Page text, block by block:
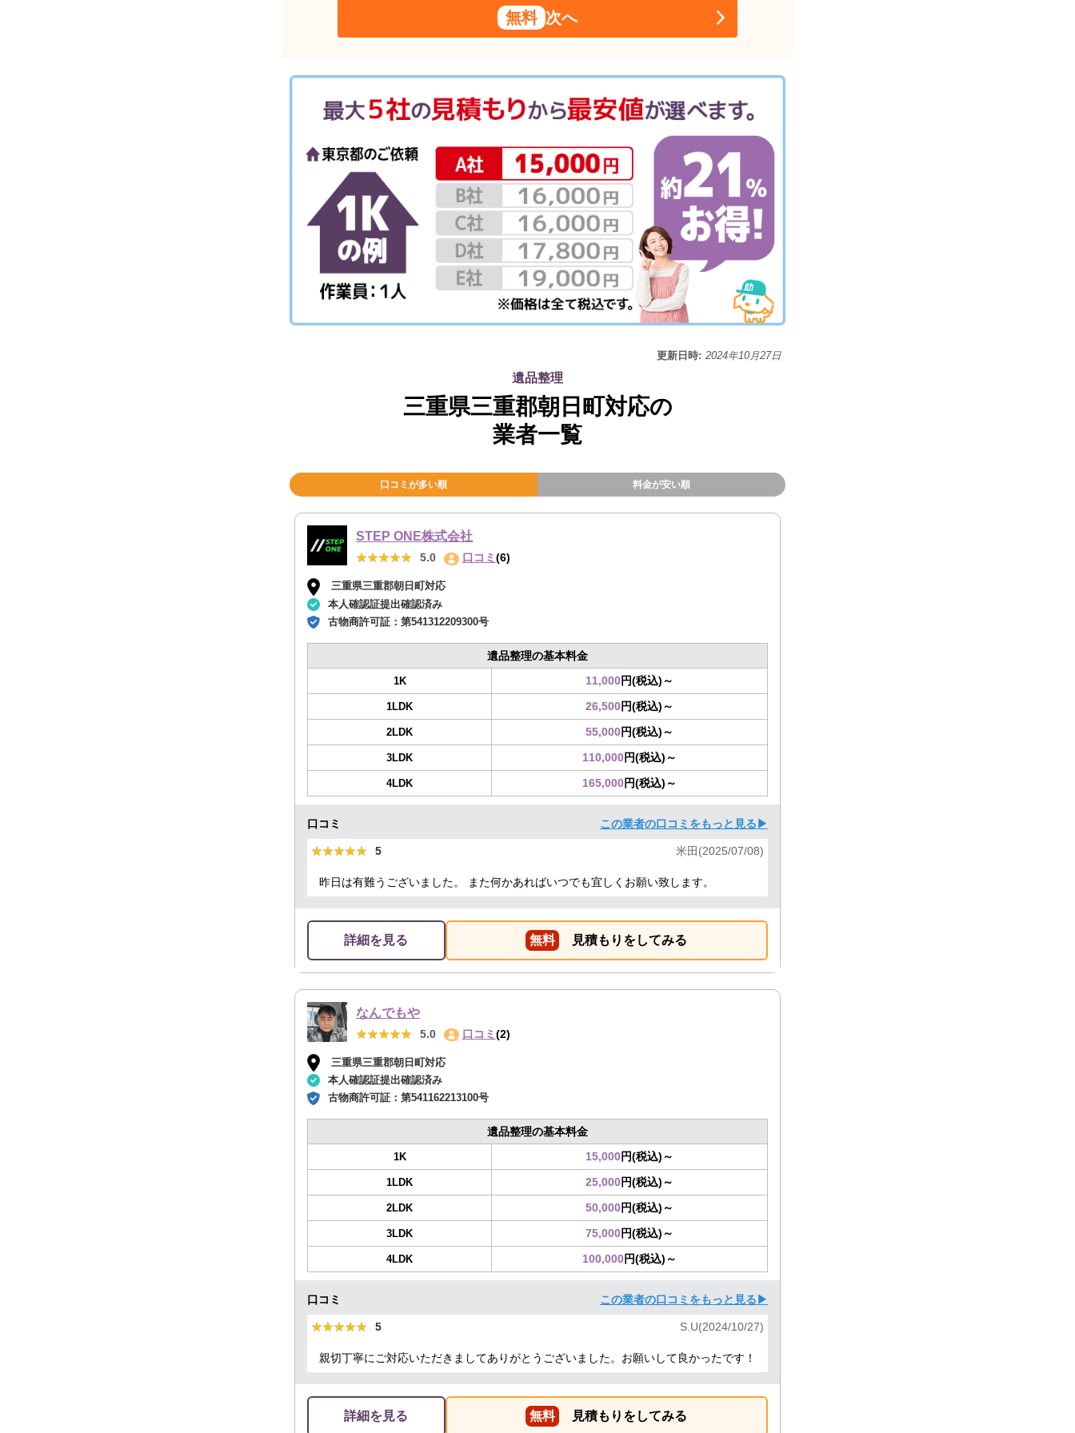
無料 次へ
更新日時: 2024年10月27日
遺品整理
三重県三重郡朝日町対応の
業者一覧
口コミが多い順 料金が安い順
STEP ONE株式会社
★★★★★
★★★★★ 5.0 口コミ(6)
三重県三重郡朝日町対応
本人確認証提出確認済み
古物商許可証： 第541312209300号
遺品整理の基本料金
1K 11,000円(税込)～
1LDK 26,500円(税込)～
2LDK 55,000円(税込)～
3LDK 110,000円(税込)～
4LDK 165,000円(税込)～
口コミ この業者の口コミをもっと見る▶
★★★★★
★★★★★ 5 米田(2025/07/08)
昨日は有難うございました。 また何かあればいつでも宜しくお願い致します。
詳細を見る 無料 見積もりをしてみる
なんでもや
★★★★★
★★★★★ 5.0 口コミ (2)
三重県三重郡朝日町対応
本人確認証提出確認済み
古物商許可証： 第541162213100号
遺品整理の基本料金
1K 15,000円(税込)～
1LDK 25,000円(税込)～
2LDK 50,000円(税込)～
3LDK 75,000円(税込)～
4LDK 100,000円(税込)～
口コミ この業者の口コミをもっと見る▶
★★★★★
★★★★★ 5 S.U(2024/10/27)
親切丁寧にご対応いただきましてありがとうございました。お願いして良かったです！
詳細を見る 無料 見積もりをしてみる